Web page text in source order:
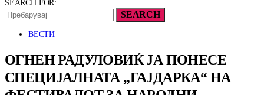
SEARCH FOR:
SEARCH
ВЕСТИ
ОГНЕН РАДУЛОВИЌ ЈА ПОНЕСЕ
СПЕЦИЈАЛНАТА „ГАЈДАРКА“ НА